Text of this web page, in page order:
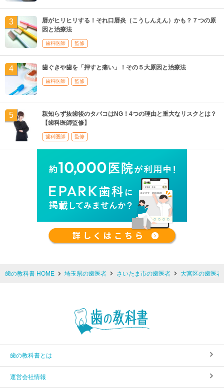
唇がヒリヒリする！それ口唇炎（こうしんえん）かも？７つの原
因と治療法
歯科医師 監修
歯ぐきや歯を「押すと痛い」！その５大原因と治療法
歯科医師 監修
親知らず抜歯後のタバコはNG！4つの理由と重大なリスクとは？
【歯科医師監修】
歯科医師 監修
歯の教科書 HOME 埼玉県の歯医者 さいたま市の歯医者 大宮区の歯医者
歯の教科書とは
運営会社情報